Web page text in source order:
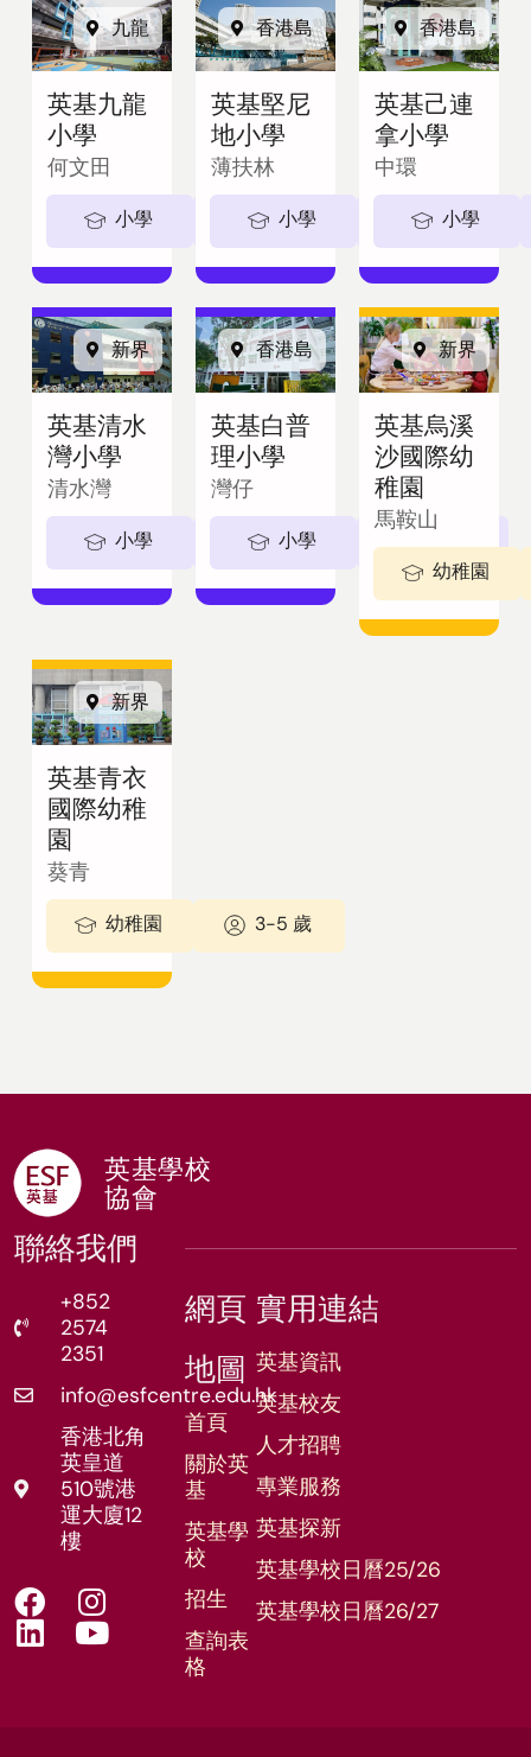
九龍
英基九龍
小學
何文田
小學 5-11歲
香港島
英基堅尼
地小學
薄扶林
小學 5-11歲
香港島
英基己連
拿小學
中環
小學
新界
英基清水
灣小學
清水灣
小學 5-11歲
香港島
英基白普
理小學
灣仔
小學
新界
英基烏溪
沙國際幼
稚園
馬鞍山
幼稚園
新界
英基青衣
國際幼稚
園
葵青
幼稚園 3-5 歲
英基學校
協會
聯絡我們
+852
2574
2351
info@esfcentre.edu.hk
香港北角
英皇道
510號港
運大廈12
樓
網頁
地圖
首頁
關於英
基
英基學
校
招生
查詢表
格
實用連結
英基資訊
英基校友
人才招聘
專業服務
英基探新
英基學校日曆25/26
英基學校日曆26/27